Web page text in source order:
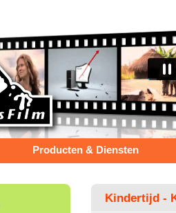
Producten & Diensten
Kindertijd -